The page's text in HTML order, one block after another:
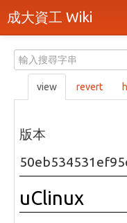
成大資工 Wiki
分類
隨機頁面
最近活動
上傳檔案
頁面原始檔
view revert
版本
uClinux